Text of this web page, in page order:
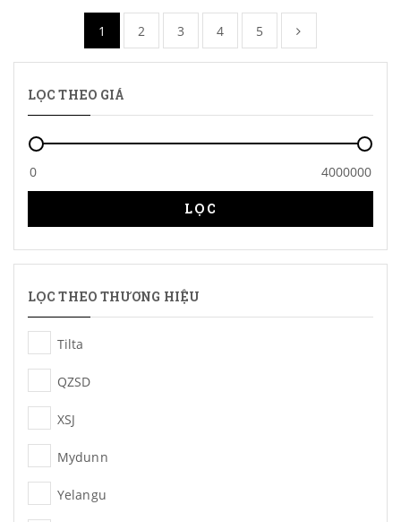
1 2 3 4 5
LỌC THEO GIÁ
LỌC
LỌC THEO THƯƠNG HIỆU
Tilta
QZSD
XSJ
Mydunn
Yelangu